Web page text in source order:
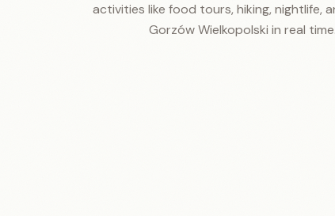
activities like food tours, hiking, nightlife,
Gorzów Wielkopolski in real